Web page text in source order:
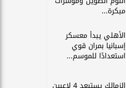
مبكرة...
الأهلي يبدأ معسكر
إسبانيا بمران قوي
استعدادًا للموسم...